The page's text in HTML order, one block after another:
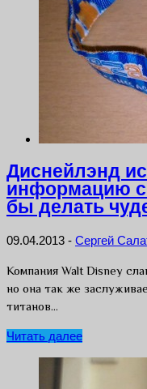
Диснейлэнд
информацию с
бы делать
09.04.2013 - Сергей
Компания Walt Disney
но она так же
титанов…
Читать далее